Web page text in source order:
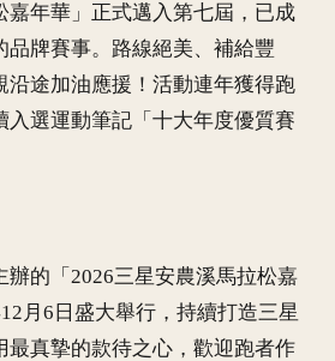
嘉年華」正式邁入第七屆，已成
品牌賽事。路線絕美、補給豐
沿途加油應援！活動連年獲得跑
入選運動筆記「十大年度優質賽
辦的「2026三星安農溪馬拉松嘉
月6日盛大舉行，持續打造三星
最真摯的款待之心，歡迎跑者作